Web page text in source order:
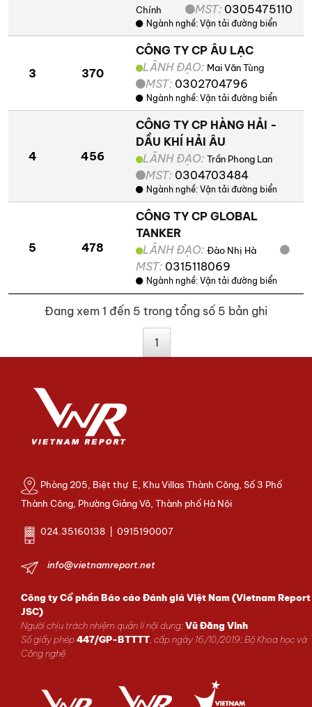
Chính
MST: 0305475110
Ngành nghề: Vận tải đường biển
3 370
CÔNG TY CP ÂU LẠC
LÃNH ĐẠO: Mai Văn Tùng
MST: 0302704796
Ngành nghề: Vận tải đường biển
4 456
CÔNG TY CP HÀNG HẢI -
DẦU KHÍ HẢI ÂU
LÃNH ĐẠO: Trần Phong Lan
MST: 0304703484
Ngành nghề: Vận tải đường biển
5 478
CÔNG TY CP GLOBAL
TANKER
LÃNH ĐẠO: Đào Nhị Hà
MST: 0315118069
Ngành nghề: Vận tải đường biển
Đang xem 1 đến 5 trong tổng số 5 bản ghi
1
Phòng 205, Biệt thự E, Khu Villas Thành Công, Số 3 Phố
Thành Công, Phường Giảng Võ, Thành phố Hà Nội
024.35160138 | 0915190007
info@vietnamreport.net
Công ty Cổ phần Báo cáo Đánh giá Việt Nam (Vietnam Report
JSC)
Người chịu trách nhiệm quản lí nội dung:Vũ Đăng Vinh
Số giấy phép447/GP-BTTTT , cấp ngày 16/10/2019; Bộ Khoa học và
Công nghệ